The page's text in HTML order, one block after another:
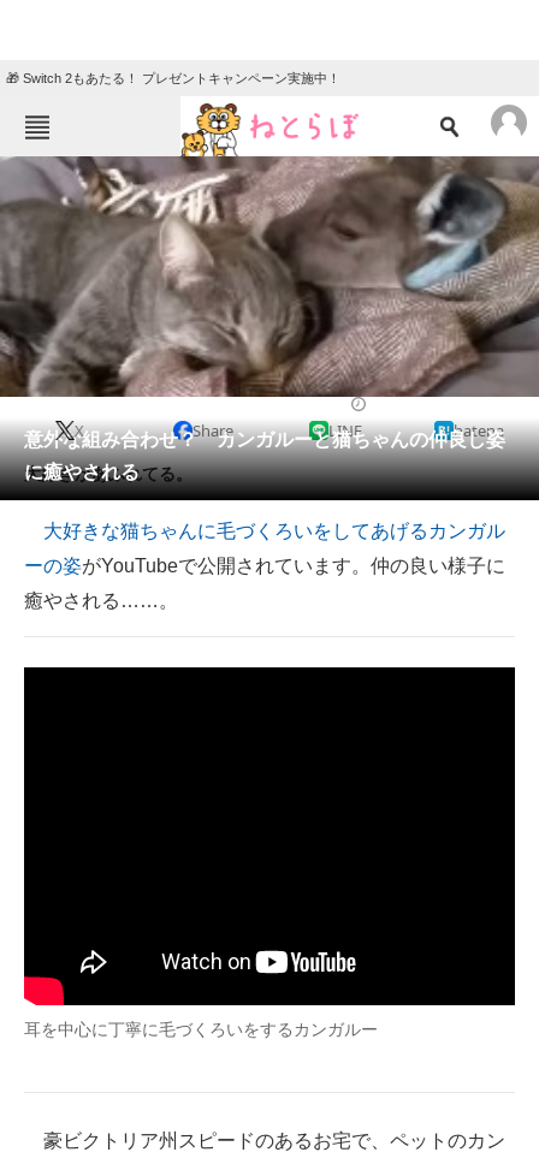
🎁 Switch 2もあたる！ プレゼントキャンペーン実施中！
ねとらぼメニュー
TOP ニュース
エンタメ クイズ
グルメ 地域
住まい 教育・育児
動物 リサーチ
会員記事
メディア
注目記事を集めた総合ページ
ITの今と未来を見通す
スマホと通信の最新トレンド
経営リーダーのコミュニティ
マーケ×ITの今がよく分かる
意外な組み合わせ？ カンガルーと猫ちゃんの仲良し姿
に癒やされる
X Share LINE hatena
大好きがあふれてる。
大好きな猫ちゃんに毛づくろいをしてあげるカンガル
ーの姿がYouTubeで公開されています。仲の良い様子に
癒やされる……。
耳を中心に丁寧に毛づくろいをするカンガルー
豪ビクトリア州スピードのあるお宅で、ペットのカン